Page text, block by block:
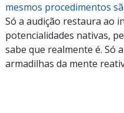
mesmos procedimentos
Só a audição restaura ao
potencialidades nativas,
sabe que realmente é. Só
armadilhas da mente